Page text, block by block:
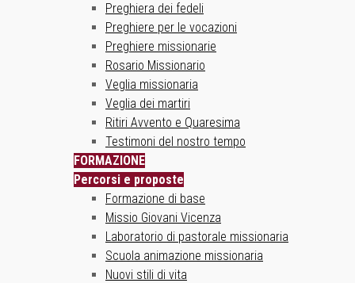
Preghiera dei fedeli
Preghiere per le vocazioni
Preghiere missionarie
Rosario Missionario
Veglia missionaria
Veglia dei martiri
Ritiri Avvento e Quaresima
Testimoni del nostro tempo
FORMAZIONE
Percorsi e proposte
Formazione di base
Missio Giovani Vicenza
Laboratorio di pastorale missionaria
Scuola animazione missionaria
Nuovi stili di vita